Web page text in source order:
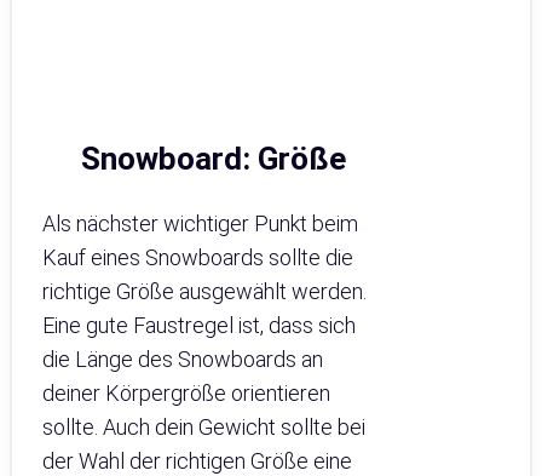
Snowboard: Größe
Als nächster wichtiger Punkt beim
Kauf eines Snowboards sollte die
richtige Größe ausgewählt werden.
Eine gute Faustregel ist, dass sich
die Länge des Snowboards an
deiner Körpergröße orientieren
sollte. Auch dein Gewicht sollte bei
der Wahl der richtigen Größe eine